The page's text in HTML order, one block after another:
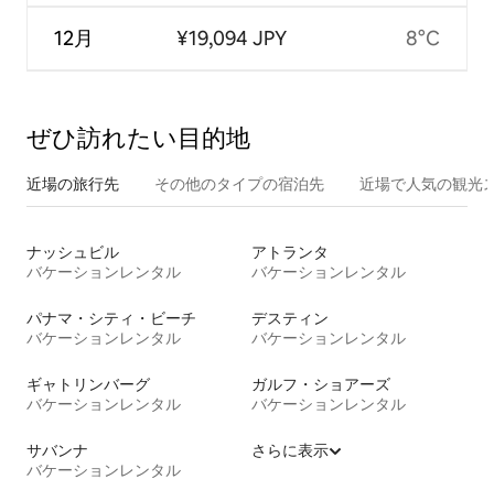
12月 ¥19,094 JPY 8°C
ぜひ訪⁠れ⁠た⁠い目⁠的⁠地
近場の旅行先 その他のタ⁠イ⁠プ⁠の宿⁠泊⁠先 近場で人気の観光
ナッシュビル
バケーションレンタル
アトランタ
バケーションレンタル
パナマ・シティ・ビーチ
バケーションレンタル
デスティン
バケーションレンタル
ギャトリンバーグ
バケーションレンタル
ガルフ・ショアーズ
バケーションレンタル
サバンナ
バケーションレンタル
さらに表示